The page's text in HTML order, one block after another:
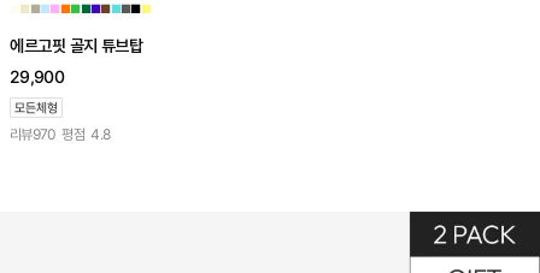
■■■■■■■■■■■■■
에르고핏 골지 튜브탑
29,900
리뷰970 평점 4.8